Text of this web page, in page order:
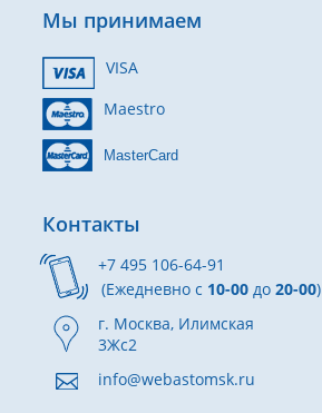
Мы принимаем
VISA
Maestro
MasterCard
Контакты
+7 495 106-64-91
(Ежедневно с 10-00 до 20-00)
г. Москва, Илимская
3Жс2
info@webastomsk.ru